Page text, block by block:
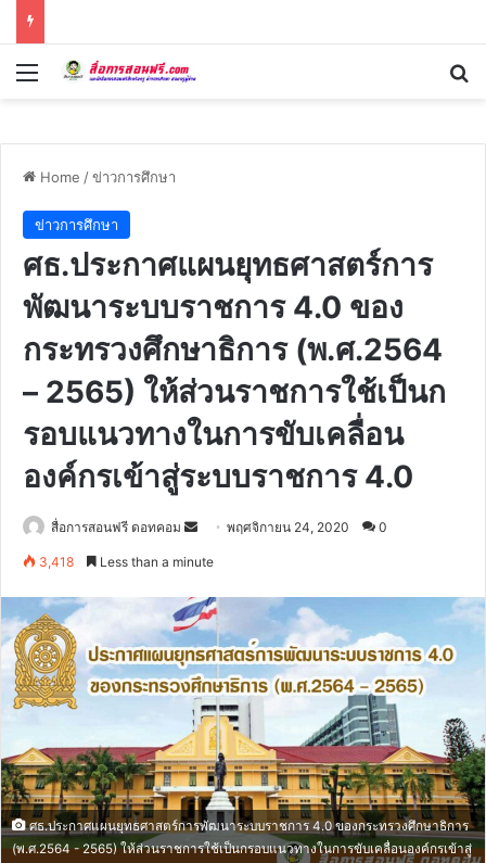
Menu
Home /ข่าวการศึกษา
ข่าวการศึกษา
ศธ.ประกาศแผนยุทธศาสตร์การ
พัฒนาระบบราชการ 4.0 ของ
กระทรวงศึกษาธิการ (พ.ศ.2564
– 2565) ให้ส่วนราชการใช้เป็นก
รอบแนวทางในการขับเคลื่อน
องค์กรเข้าสู่ระบบราชการ 4.0
สื่อการสอนฟรี ดอทคอม
Sendพฤศจิกายน 24, 2020 0
3,418 Less than a minute
ศธ.ประกาศแผนยุทธศาสตร์การพัฒนาระบบราชการ 4.0 ของกระทรวงศึกษาธิการ
(พ.ศ.2564 - 2565) ให้ส่วนราชการใช้เป็นกรอบแนวทางในการขับเคลื่อนองค์กรเข้าสู่